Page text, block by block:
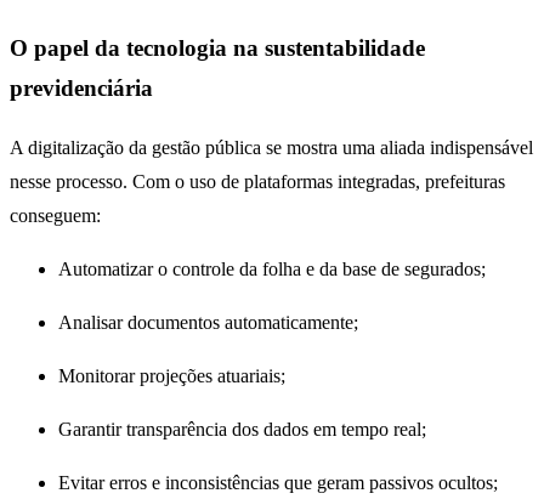
O papel da tecnologia na sustentabilidade
previdenciária
A digitalização da gestão pública se mostra uma aliada indispensável
nesse processo. Com o uso de plataformas integradas, prefeituras
conseguem:
Automatizar o controle da folha e da base de segurados;
Analisar documentos automaticamente;
Monitorar projeções atuariais;
Garantir transparência dos dados em tempo real;
Evitar erros e inconsistências que geram passivos ocultos;